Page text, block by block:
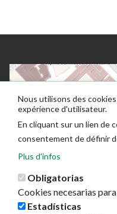
Nous utilisons des
expérience d'utilisateur.
En cliquant sur un lien de
consentement de définir
Plus d'infos
Obligatorias
Cookies necesarias
Estadísticas